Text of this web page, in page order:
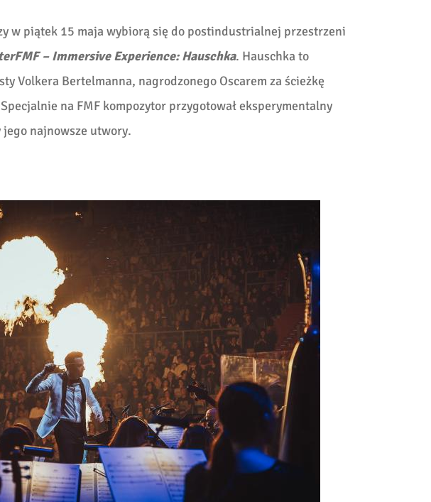
w piątek 15 maja wybiorą się do postindustrialnej przestrzeni
– Immersive Experience: Hauschka. Hauschka to
Volkera Bertelmanna, nagrodzonego Oscarem za ścieżkę
na FMF kompozytor przygotował eksperymentalny
najnowsze utwory.